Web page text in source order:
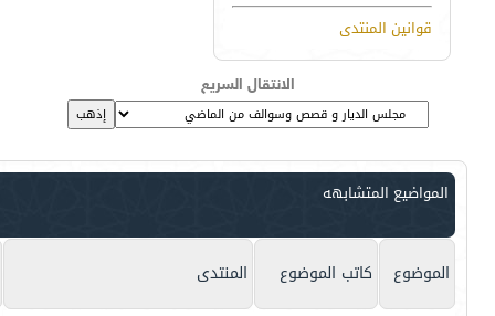
قوانين المنتدى
الانتقال السريع
المواضيع المتشابهه
الموضوع كاتب الموضوع المنتدى